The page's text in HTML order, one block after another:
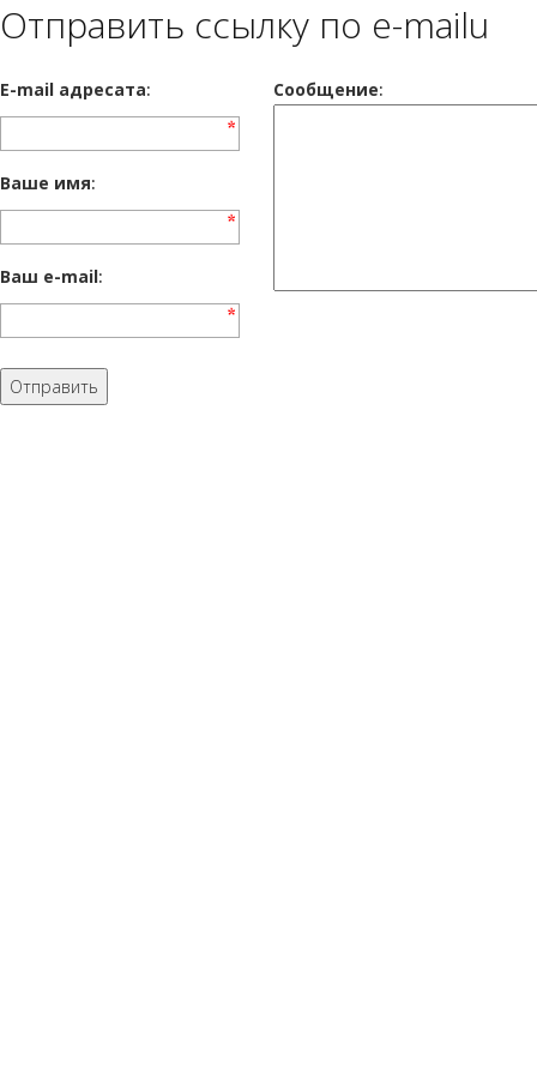
Отправить ссылку по e-mailu
E-mail адресата: Сообщение:
Ваше имя:
Ваш e-mail: